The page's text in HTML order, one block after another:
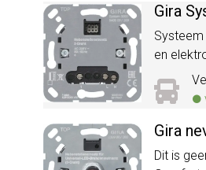
Gira
en
Gira
Dit is